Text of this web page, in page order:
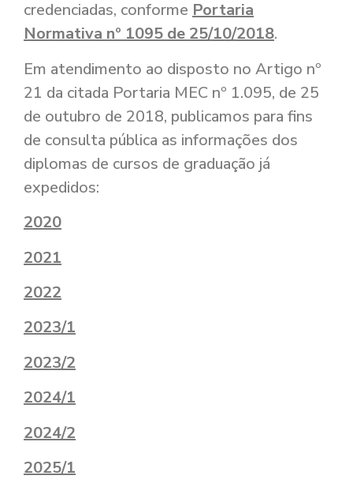
credenciadas, conforme Portaria
Normativa nº 1095 de 25/10/2018.
Em atendimento ao disposto no Artigo nº
21 da citada Portaria MEC nº 1.095, de 25
de outubro de 2018, publicamos para fins
de consulta pública as informações dos
diplomas de cursos de graduação já
expedidos:
2020
2021
2022
2023/1
2023/2
2024/1
2024/2
2025/1